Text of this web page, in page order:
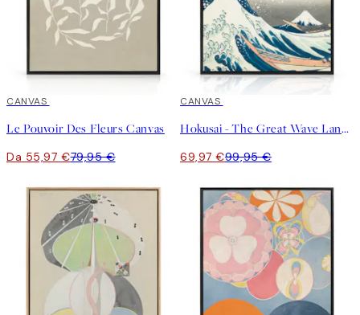
30%*
CANVAS
Le Pouvoir Des Fleurs Canvas
Da 55,97 €79,95 €
30%*
CANVAS
Hokusai - The Great Wave Landscape Canvas
69,97 €99,95 €